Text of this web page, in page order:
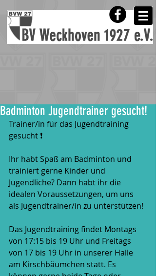
Badminton Jugendtrainer gesucht!
Trainer/in für das Jugendtraining
gesucht ❗️
Ihr habt Spaß am Badminton und
trainiert gerne Kinder und
Jugendliche? Dann habt ihr die
idealen Voraussetzungen, um uns
als Jugendtrainer/in zu unterstützen!
Das Jugendtraining findet Montags
von 17:15 bis 19 Uhr und Freitags
von 17 bis 19 Uhr in unserer Halle
am Kirschbäumchen statt. Es